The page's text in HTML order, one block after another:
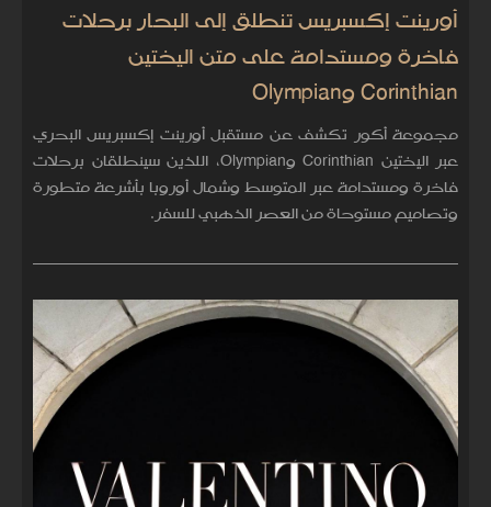
أورينت إكسبريس تنطلق إلى البحار برحلات
فاخرة ومستدامة على متن اليختين
Corinthian وOlympian
مجموعة أكور تكشف عن مستقبل أورينت إكسبريس البحري
عبر اليختين Corinthian وOlympian، اللذين سينطلقان برحلات
فاخرة ومستدامة عبر المتوسط وشمال أوروبا بأشرعة متطورة
وتصاميم مستوحاة من العصر الذهبي للسفر.